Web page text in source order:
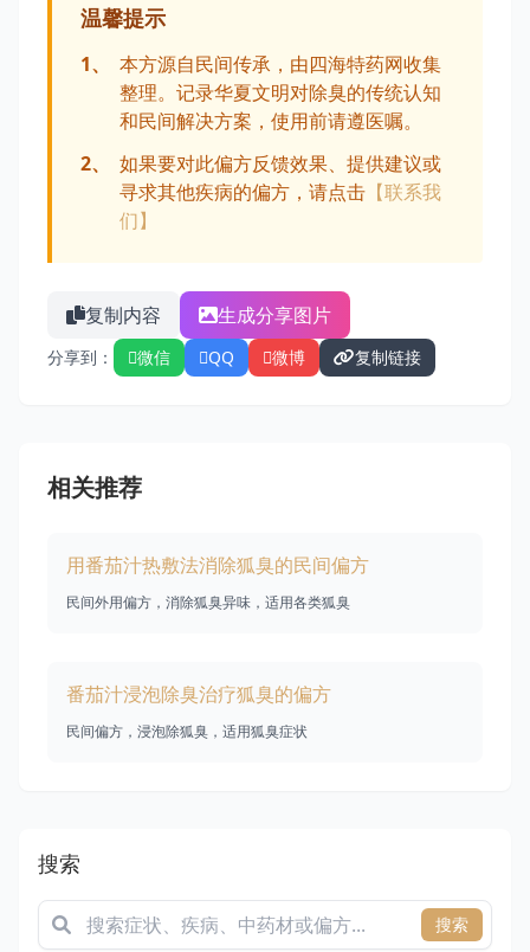
温馨提示
1、
本方源自民间传承，由四海特药网收集
整理。记录华夏文明对除臭的传统认知
和民间解决方案，使用前请遵医嘱。
2、
如果要对此偏方反馈效果、提供建议或
寻求其他疾病的偏方，请点击 【联系我
们】
复制内容 生成分享图片
分享到： 微信 QQ 微博 复制链接
相关推荐
用番茄汁热敷法消除狐臭的民间偏方
民间外用偏方，消除狐臭异味，适用各类狐臭
番茄汁浸泡除臭治疗狐臭的偏方
民间偏方，浸泡除狐臭，适用狐臭症状
搜索
搜索